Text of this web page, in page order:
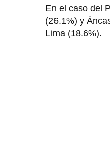
En el caso del
(26.1%) y
Lima (18.6%).